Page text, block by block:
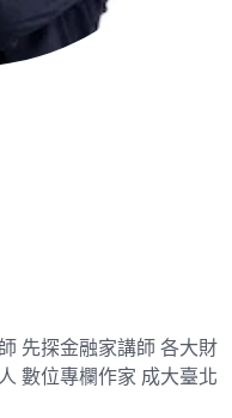
先探金融家講師 各大財
數位專欄作家 成大臺北